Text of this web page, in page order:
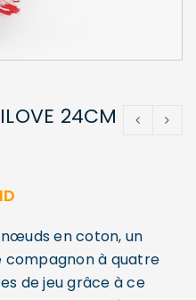
24CM
en coton, un
à quatre
de jeu grâce à ce